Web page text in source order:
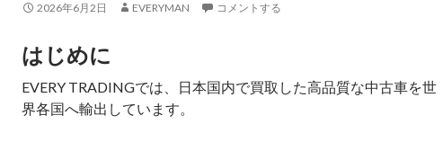
2026年6月2日 EVERYMAN コメントする
はじめに
EVERY TRADINGでは、日本国内で買取した高品質な中古車を世
界各国へ輸出しています。